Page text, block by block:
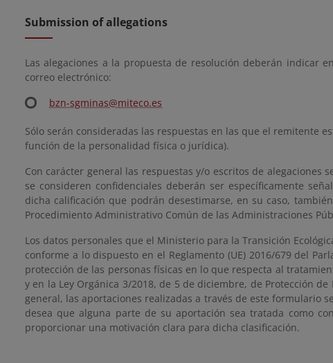
Submission of allegations
Las alegaciones a la propuesta de resolución deberán indicar
correo electrónico:
bzn-sgminas@miteco.es
Sólo serán consideradas las respuestas en las que el remitente
función de la personalidad física o jurídica).
Con carácter general las respuestas y/o escritos de
se consideren confidenciales deberán ser específicamente
dicha calificación que podrán desestimarse, en su caso,
Procedimiento Administrativo Común de las Administraciones
Los datos personales que el Ministerio para la Transición
conforme a lo dispuesto en el Reglamento (UE) 2016/679 del
protección de las personas físicas en lo que respecta al
y en la Ley Orgánica 3/2018, de 5 de diciembre, de Protección
general, las aportaciones realizadas a través de este formulario
desea que alguna parte de su aportación sea tratada como
proporcionar una motivación clara para dicha clasificación.